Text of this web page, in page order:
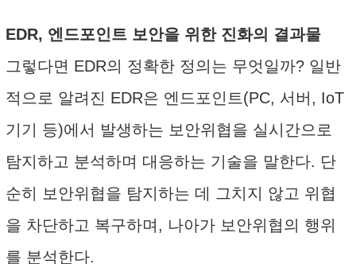
EDR, 엔드포인트 보안을 위한 진화의 결과물
그렇다면 EDR의 정확한 정의는 무엇일까? 일반
적으로 알려진 EDR은 엔드포인트(PC, 서버, IoT
기기 등)에서 발생하는 보안위협을 실시간으로
탐지하고 분석하며 대응하는 기술을 말한다. 단
순히 보안위협을 탐지하는 데 그치지 않고 위협
을 차단하고 복구하며, 나아가 보안위협의 행위
를 분석한다.